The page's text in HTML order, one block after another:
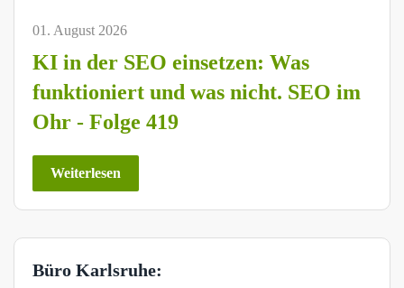
01. August 2026
KI in der SEO einsetzen: Was
funktioniert und was nicht. SEO im
Ohr - Folge 419
Weiterlesen
Büro Karlsruhe: